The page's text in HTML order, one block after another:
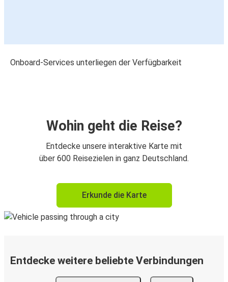
Onboard-Services unterliegen der Verfügbarkeit
Wohin geht die Reise?
Entdecke unsere interaktive Karte mit
über 600 Reisezielen in ganz Deutschland.
Erkunde die Karte
Entdecke weitere beliebte Verbindungen